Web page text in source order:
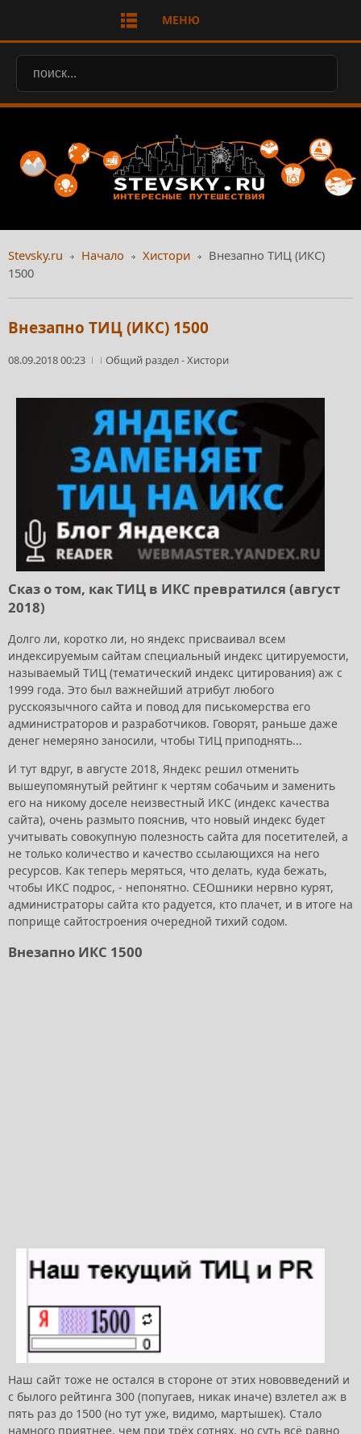
МЕНЮ
Stevsky.ru Начало Хистори
Внезапно ТИЦ (ИКС)
1500
Внезапно ТИЦ (ИКС) 1500
08.09.2018 00:23 Общий раздел-Хистори
Сказ о том, как ТИЦ в ИКС превратился (август
2018)
Долго ли, коротко ли, но яндекс присваивал всем
индексируемым сайтам специальный индекс цитируемости,
называемый ТИЦ (тематический индекс цитирования) аж с
1999 года. Это был важнейший атрибут любого
русскоязычного сайта и повод для писькомерства его
администраторов и разработчиков. Говорят, раньше даже
денег немеряно заносили, чтобы ТИЦ приподнять...
И тут вдруг, в августе 2018, Яндекс решил отменить
вышеупомянутый рейтинг к чертям собачьим и заменить
его на никому доселе неизвестный ИКС (индекс качества
сайта), очень размыто пояснив, что новый индекс будет
учитывать совокупную полезность сайта для посетителей, а
не только количество и качество ссылающихся на него
ресурсов. Как теперь меряться, что делать, куда бежать,
чтобы ИКС подрос, - непонятно. СЕОшники нервно курят,
администраторы сайта кто радуется, кто плачет, и в итоге на
поприще сайтостроения очередной тихий содом.
Внезапно ИКС 1500
Наш сайт тоже не остался в стороне от этих нововведений и
с былого рейтинга 300 (попугаев, никак иначе) взлетел аж в
пять раз до 1500 (но тут уже, видимо, мартышек). Стало
намного приятнее, чем при трёх сотнях, но суть всё равно